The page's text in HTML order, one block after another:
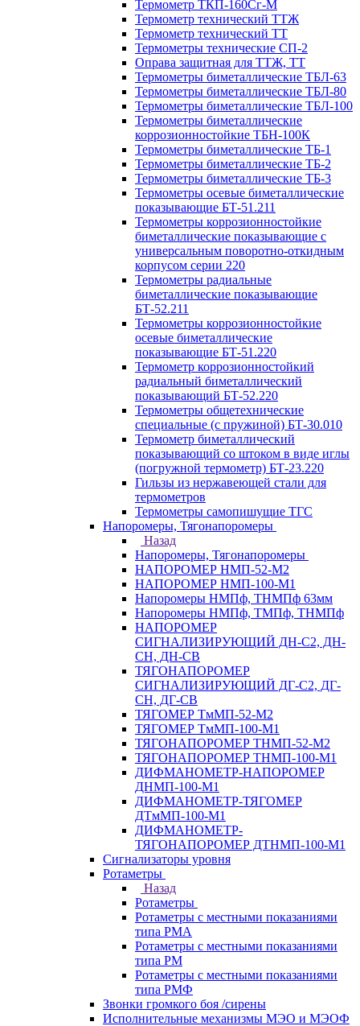
Термометр ТКП-160Сг-М
Термометр технический ТТЖ
Термометр технический ТТ
Термометры технические СП-2
Оправа защитная для ТТЖ, ТТ
Термометры биметаллические ТБЛ-63
Термометры биметаллические ТБЛ-80
Термометры биметаллические ТБЛ-100
Термометры биметаллические
коррозионностойкие ТБН-100К
Термометры биметаллические ТБ-1
Термометры биметаллические ТБ-2
Термометры биметаллические ТБ-3
Термометры осевые биметаллические
показывающие БТ-51.211
Термометры коррозионностойкие
биметаллические показывающие с
универсальным поворотно-откидным
корпусом серии 220
Термометры радиальные
биметаллические показывающие
БТ-52.211
Термометры коррозионностойкие
осевые биметаллические
показывающие БТ-51.220
Термометр коррозионностойкий
радиальный биметаллический
показывающий БТ-52.220
Термометры общетехнические
специальные (с пружиной) БТ-30.010
Термометр биметаллический
показывающий со штоком в виде иглы
(погружной термометр) БТ-23.220
Гильзы из нержавеющей стали для
термометров
Термометры самопишущие ТГС
Напоромеры, Тягонапоромеры
Назад
Напоромеры, Тягонапоромеры
НАПОРОМЕР НМП-52-М2
НАПОРОМЕР НМП-100-М1
Напоромеры НМПф, ТНМПф 63мм
Напоромеры НМПф, ТМПф, ТНМПф
НАПОРОМЕР
СИГНАЛИЗИРУЮЩИЙ ДН-С2, ДН-
СН, ДН-СВ
ТЯГОНАПОРОМЕР
СИГНАЛИЗИРУЮЩИЙ ДГ-С2, ДГ-
СН, ДГ-СВ
ТЯГОМЕР ТмМП-52-М2
ТЯГОМЕР ТмМП-100-М1
ТЯГОНАПОРОМЕР ТНМП-52-М2
ТЯГОНАПОРОМЕР ТНМП-100-М1
ДИФМАНОМЕТР-НАПОРОМЕР
ДНМП-100-М1
ДИФМАНОМЕТР-ТЯГОМЕР
ДТмМП-100-М1
ДИФМАНОМЕТР-
ТЯГОНАПОРОМЕР ДТНМП-100-М1
Сигнализаторы уровня
Ротаметры
Назад
Ротаметры
Ротаметры с местными показаниями
типа РМА
Ротаметры с местными показаниями
типа РМ
Ротаметры с местными показаниями
типа РМФ
Звонки громкого боя /сирены
Исполнительные механизмы МЭО и МЭОФ